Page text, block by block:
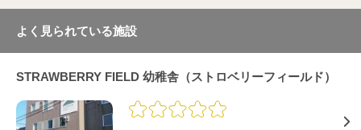
よく見られている施設
STRAWBERRY FIELD 幼稚舎（ストロベリーフィールド）